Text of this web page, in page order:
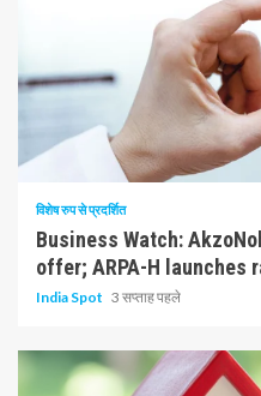
10 न्यूनतम पढ़ा
विशेष रुप से प्रदर्शित
Business Watch:
offer; ARPA-H launches
India Spot 3 सप्ताह पहले